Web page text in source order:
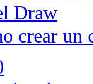
crear un